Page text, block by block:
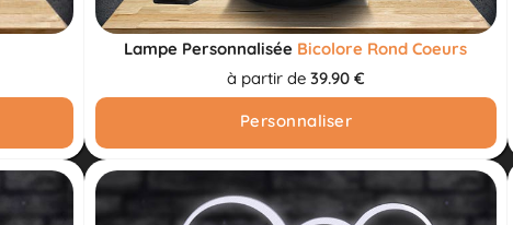
Lampe Personnalisée Bicolore Rond Coeurs
à partir de 39.90 €
Personnaliser